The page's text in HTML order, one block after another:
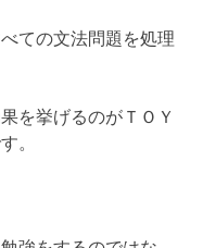
ての文法問題を処理
を挙げるのがＴＯＹ
。